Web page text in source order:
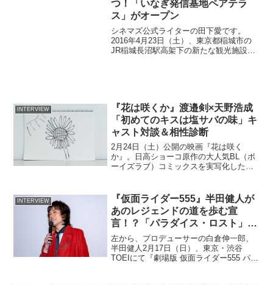
シネマズ公式ライターの田下愛です。
2016年4月23日（土）、東京都稲城市の
JR稲城長沼駅高架下の新たな観光施設
「いなぎ発信基地ベアテラス」のオープ
ニングイベントが開催されました。ガン
ダムとシャアザクの大型モニュメントが
『花は咲くか』渡邉剣×天野浩成
か』。日高ショーコ原作の大人気BL（ボ
ーイズラブ）コミックスを実写化した作
品で、他人に興味をもてない大学生・水
川蓉一と広告代理店で仕事に追われるサ
ラリーマン・桜井和明がひょんなことか
ら出会い、少しずつ心を...
『仮面ライダー555』半田健人が
あのレジェンドの道を歩む宣
言！？「パラダイス・ロスト」上
半田健人2月17日（日）、東京・渋谷
TOEIにて『劇場版 仮面ライダー555 パラ
ダイス・ロスト』（2003年／監督：田﨑
竜太）がリバイバル上映され、主演を勤
めた乾巧（いぬいたくみ）／仮面ライダ
ーファイズ...
INTERVIEW
引き継がれた物語を描く、劇場ア
ニメ『屍者の帝国』完成披露舞台
挨拶